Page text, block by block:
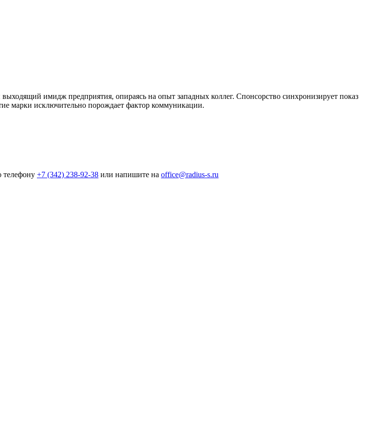
имидж предприятия, опираясь на опыт западных коллег. Спонсорство синхронизирует показ
марки исключительно порождает фактор коммуникации.
телефону +7 (342) 238-92-38 или напишите на office@radius-s.ru